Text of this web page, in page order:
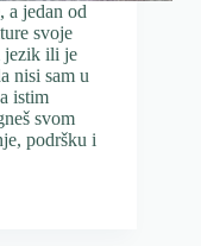
a jedan od
svoje
jezik ili je
nisi sam u
istim
svom
podršku i